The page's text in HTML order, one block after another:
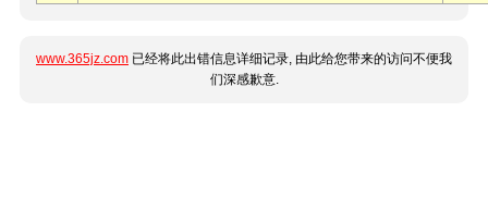
www.365jz.com 已经将此出错信息详细记录, 由此给您带来的访问不便我
们深感歉意.